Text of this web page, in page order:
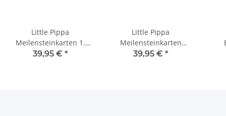
Little Pippa
Meilensteinkarten 1.
Jahr personalisiert
39,95 € *
Little Pippa
Meilensteinkarten
Schwangerschaft
39,95 € *